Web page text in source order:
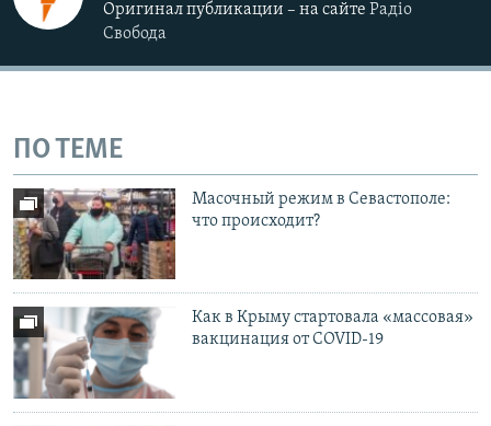
Оригинал публикации – на сайте Радіо
Свобода
ПО ТЕМЕ
Масочный режим в Севастополе:
что происходит?
Как в Крыму стартовала «массовая»
вакцинация от COVID-19